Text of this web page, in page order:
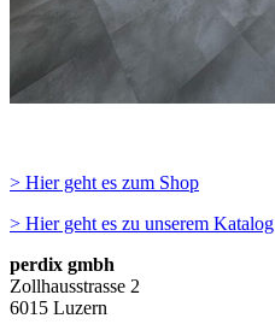
> Hier geht es zum Shop
> Hier geht es zu unserem Katalog
perdix gmbh
Zollhausstrasse 2
6015 Luzern